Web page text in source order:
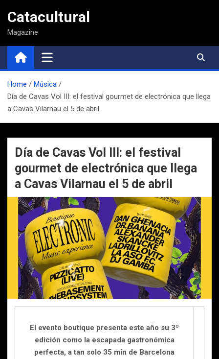
contenido
Catacultural
Magazine
Home
Música
Día de Cavas Vol III: el festival gourmet de electrónica que llega
a Cavas Vilarnau el 5 de abril
Día de Cavas Vol III: el festival
gourmet de electrónica que llega
a Cavas Vilarnau el 5 de abril
El evento boutique presenta este año su 3º
edición como la escapada gastronómica
perfecta, a tan solo 35 min de Barcelona